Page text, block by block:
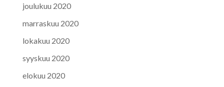
joulukuu 2020
marraskuu 2020
lokakuu 2020
syyskuu 2020
elokuu 2020